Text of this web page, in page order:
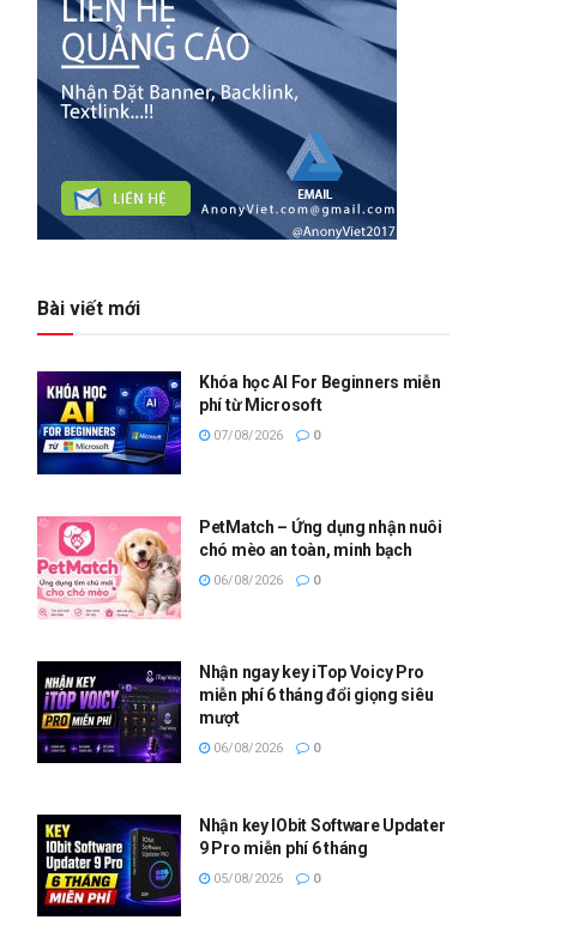
Bài viết mới
Khóa học AI For Beginners miễn
phí từ Microsoft
07/08/2026 0
PetMatch – Ứng dụng nhận nuôi
chó mèo an toàn, minh bạch
06/08/2026 0
Nhận ngay key iTop Voicy Pro
miễn phí 6 tháng đổi giọng siêu
mượt
06/08/2026 0
Nhận key IObit Software Updater
9 Pro miễn phí 6 tháng
05/08/2026 0